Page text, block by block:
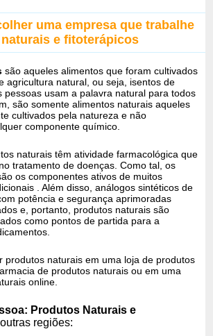
uma empresa que trabalhe
e fitoterápicos
são aqueles alimentos que foram cultivados
agricultura natural, ou seja, isentos de
pessoas usam a palavra natural para todos
são somente alimentos naturais aqueles
cultivados pela natureza e não
componente químico.
naturais têm atividade farmacológica que
tratamento de doenças. Como tal, os
os componentes ativos de muitos
. Além disso, análogos sintéticos de
potência e segurança aprimoradas
e, portanto, produtos naturais são
​​como pontos de partida para a
produtos naturais em uma loja de produtos
de produtos naturais ou em uma
online.
Produtos Naturais e
regiões: